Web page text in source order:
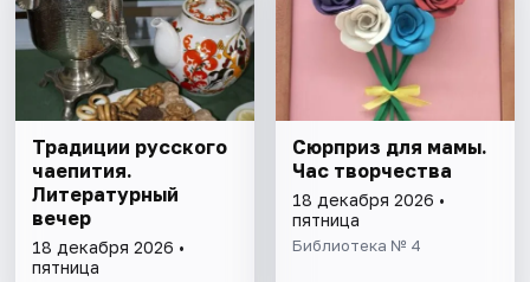
Традиции русского
чаепития.
Литературный
вечер
18 декабря 2026 •
пятница
Сюрприз для мамы.
Час творчества
18 декабря 2026 •
пятница
Библиотека № 4